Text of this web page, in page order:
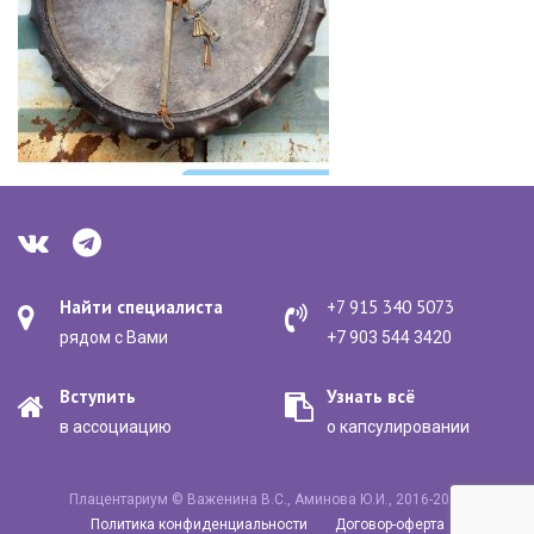
+7 915 340 5073
+7 903 544 3420
Найти специалиста
рядом с Вами
Узнать всё
о капсулировании
Вступить
в ассоциацию
Плацентариум © Важенина В.С., Аминова Ю.И., 2016-2020
Политика конфиденциальности
Договор-оферта